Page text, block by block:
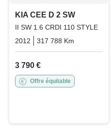
KIA CEE D 2 SW
II SW 1.6 CRDI 110 STYLE
2012
317 788 Km
3 790 €
Offre équitable